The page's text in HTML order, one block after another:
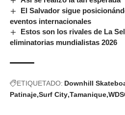
El Salvador sigue
eventos internacionales
Estos son los rivales de La
eliminatorias mundialistas 2026
ETIQUETADO: Downhill
Patinaje Surf City Tamanique